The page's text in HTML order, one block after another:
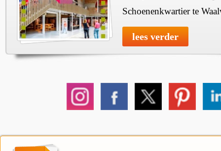
Schoenenkwartier te
lees verder